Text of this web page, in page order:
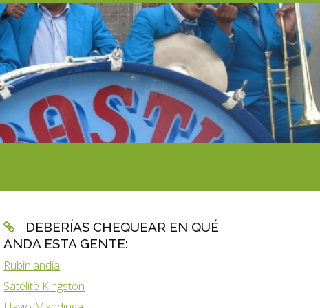
DEBERÍAS CHEQUEAR EN QUÉ
ANDA ESTA GENTE:
Rubinlandia
Satélite Kingston